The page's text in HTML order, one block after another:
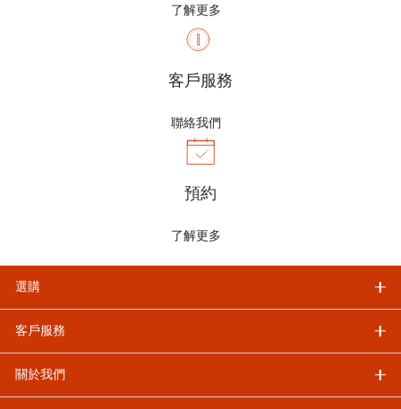
了解更多
客戶服務
聯絡我們
預約
了解更多
選購
客戶服務
關於我們